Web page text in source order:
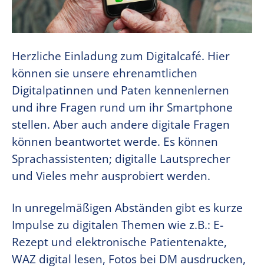
Herzliche Einladung zum Digitalcafé. Hier
können sie unsere ehrenamtlichen
Digitalpatinnen und Paten kennenlernen
und ihre Fragen rund um ihr Smartphone
stellen. Aber auch andere digitale Fragen
können beantwortet werde. Es können
Sprachassistenten; digitalle Lautsprecher
und Vieles mehr ausprobiert werden.
In unregelmäßigen Abständen gibt es kurze
Impulse zu digitalen Themen wie z.B.: E-
Rezept und elektronische Patientenakte,
WAZ digital lesen, Fotos bei DM ausdrucken,